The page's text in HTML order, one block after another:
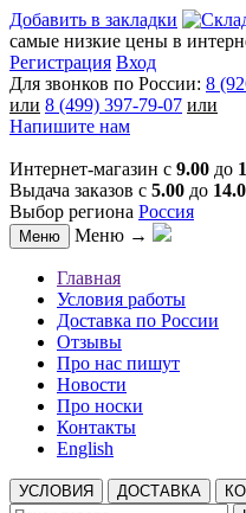
Добавить в закладки
самые низкие цены в
Регистрация Вход
Для звонков по России: 8
или 8 (499) 397-79-07 или
Напишите нам
Интернет-магазин с 9.00 до
Выдача заказов с 5.00 до
Выбор региона Россия
Меню Меню →
Главная
Условия работы
Доставка по России
Отзывы
Про нас пишут
Новости
Про носки
Контакты
English
УСЛОВИЯ ДОСТАВКА